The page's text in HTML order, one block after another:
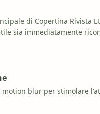
di Copertina Rivista
sia immediatamente
blur per stimolare